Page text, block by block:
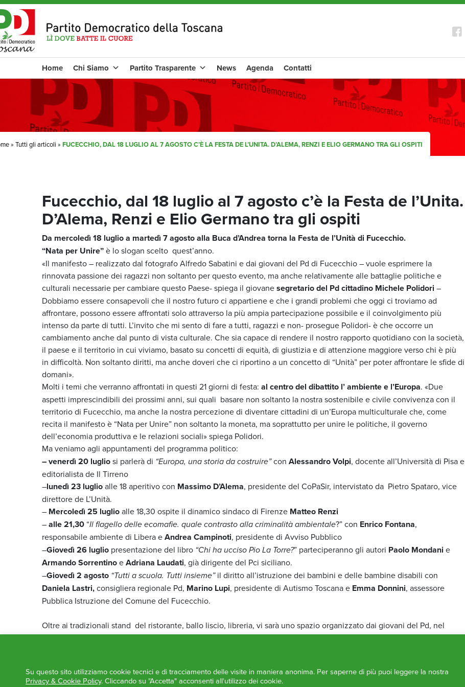
Home Chi Siamo Partito Trasparente News Agenda Contatti
» Tutti gli articoli » FUCECCHIO, DAL 18 LUGLIO AL 7 AGOSTO C’È LA FESTA DE L’UNITA. D’ALEMA, RENZI E ELIO GERMANO TRA GLI OSPITI
Fucecchio, dal 18 luglio al 7 agosto c’è la Festa de l’Unita.
D’Alema, Renzi e Elio Germano tra gli ospiti
Da mercoledì 18 luglio a martedì 7 agosto alla Buca d’Andrea torna la Festa de l’Unità di Fucecchio.
“Nata per Unire”è lo slogan scelto quest’anno.
«Il manifesto – realizzato dal fotografo Alfredo Sabatini e dai giovani del Pd di Fucecchio – vuole esprimere la
rinnovata passione dei ragazzi non soltanto per questo evento, ma anche relativamente alle battaglie politiche e
culturali necessarie per cambiare questo Paese- spiega il giovanesegretario del Pd cittadino Michele Polidori –
Dobbiamo essere consapevoli che il nostro futuro ci appartiene e che i grandi problemi che oggi ci troviamo ad
affrontare, possono essere affrontati solo attraverso la più ampia partecipazione possibile e il coinvolgimento più
intenso da parte di tutti. L’invito che mi sento di fare a tutti, ragazzi e non- prosegue Polidori- è che occorre un
cambiamento anche dal punto di vista culturale. Che sia capace di rendere il nostro rapporto quotidiano con la società,
il paese e il territorio in cui viviamo, basato su concetti di equità, di giustizia e di attenzione maggiore verso chi è più
in difficoltà. Non soltanto diritti, ma anche doveri che ci riportino a un concetto di “Unità” per poter affrontare le sfide di
domani».
Molti i temi che verranno affrontati in questi 21 giorni di festa: al centro del dibattito l’ ambiente e l’Europa. «Due
aspetti imprescindibili dei prossimi anni, sui quali basare non soltanto la nostra sostenibile e civile convivenza con il
territorio di Fucecchio, ma anche la nostra percezione di diventare cittadini di un’Europa multiculturale che, come
recita il manifesto è “Nata per Unire” non soltanto la moneta, ma soprattutto per unire le politiche, il governo
dell’economia produttiva e le relazioni sociali» spiega Polidori.
Ma veniamo agli appuntamenti del programma politico:
– venerdì 20 lugliosi parlerà di “Europa, una storia da costruire”con Alessandro Volpi, docente all’Università di Pisa e
editorialista de Il Tirreno
–lunedì 23 luglioalle 18 aperitivo con Massimo D’Alema, presidente del CoPaSir, intervistato da Pietro Spataro, vice
direttore de L’Unità.
– Mercoledì 25 luglioalle 18,30 ospite il dinamico sindaco di Firenze Matteo Renzi
–alle 21,30 “Il flagello delle ecomafie. quale contrasto alla criminalità ambientale?” con Enrico Fontana,
responsabile ambiente di Libera eAndrea Campinoti, presidente di Avviso Pubblico
–Giovedì 26 luglio presentazione del libro “Chi ha ucciso Pio La Torre?” parteciperanno gli autori Paolo Mondani e
Armando SorrentinoeAdriana Laudati, già dirigente del Pci siciliano.
–Giovedì 2 agosto “Tutti a scuola. Tutti insieme”il diritto all’istruzione dei bambini e delle bambine disabili con
Daniela Lastri,consigliera regionale Pd, Marino Lupi, presidente di Autismo Toscana e Emma Donnini, assessore
Pubblica Istruzione del Comune del Fucecchio.
Oltre ai tradizionali stand del ristorante, ballo liscio, libreria, vi sarà uno spazio organizzato dai giovani del Pd, nel
quale sono in programma 20 concerti di gruppi musicali locali, un torneo di play station e venerdì 3 Agosto il Paddok
Per info e programma completoclicca qui
Su questo sito utilizziamo cookie tecnici e di tracciamento delle visite in maniera anonima. Per saperne di più puoi leggere la nostra
Privacy & Cookie Policy. Cliccando su "Accetta" acconsenti all'utilizzo dei cookie.